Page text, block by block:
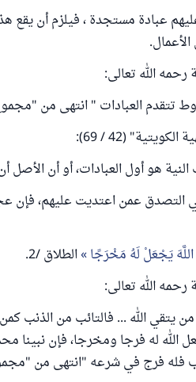
عبادة مستجدة ، فيلزم أن يقع
الله تعالى:
العبادات " انتهى من "مجموع
(42 / 69):
هو أول العبادات، أو أن الأصل
التصدق عمن اعتديت عليهم، فإن
يَجْعَلْ لَهُ مَخْرَجًا الطلاق /2.
الله تعالى:
يتقي الله ... فالتائب من الذنب
الله له فرجا ومخرجا، فإن نبينا
فرج في شرعه "انتهى من "مجموع